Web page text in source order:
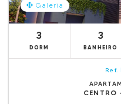
Galeria
3
DORM
3
BANHEIRO
Ref.
CENTRO